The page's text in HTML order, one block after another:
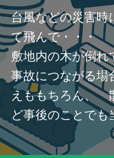
台風などの災害時
て飛んで・・・
敷地内の木が倒れ
事故につながる場
えももちろん、
ど事後のことで